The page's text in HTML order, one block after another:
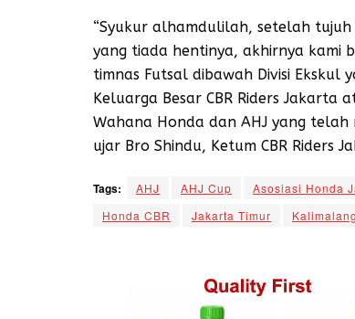
“Syukur alhamdulilah, setelah
yang tiada hentinya, akhirnya kami
timnas Futsal dibawah Divisi Ekskul
Keluarga Besar CBR Riders Jakarta
Wahana Honda dan AHJ yang
ujar Bro Shindu, Ketum CBR Riders
Tags: AHJ AHJ Cup Asosiasi Honda
Honda CBR
Jakarta Timur Kalimalang